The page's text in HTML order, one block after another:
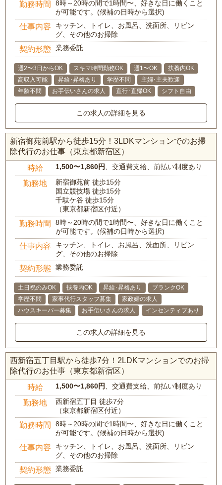
勤務時間
8時～20時の間で1時間〜、好きな日に働くこと
が可能です。(候補の日時から選択)
仕事内容
キッチン、トイレ、お風呂、洗面所、リビン
グ、その他のお掃除
契約形態 業務委託
週2〜3日からOK スキマ時間勤務OK 週1〜OK
扶養内OK
高収入可能
昇給･昇格あり 学歴不問
主婦･主夫歓迎
年齢不問
お手伝いさんの求人 直行･直帰OK シフト自由
この求人の詳細を見る
新宿御苑前駅から徒歩15分！3LDKマンションでのお掃
除代行のお仕事（東京都新宿区）
時給 1,500〜1,860円 、交通費支給、前払い制度あり
勤務地
新宿御苑前 徒歩15分
国立競技場 徒歩15分
千駄ケ谷 徒歩15分
（東京都新宿区付近）
勤務時間
8時～20時の間で1時間〜、好きな日に働くこと
が可能です。(候補の日時から選択)
仕事内容
キッチン、トイレ、お風呂、洗面所、リビン
グ、その他のお掃除
契約形態 業務委託
土日祝のみOK 扶養内OK 昇給･昇格あり
ブランクOK
学歴不問
家事代行スタッフ募集
家政婦の求人
ハウスキーパー募集
お手伝いさんの求人 インセンティブあり
この求人の詳細を見る
西新宿五丁目駅から徒歩7分！2LDKマンションでのお掃
除代行のお仕事（東京都新宿区）
時給 1,500〜1,860円 、交通費支給、前払い制度あり
勤務地
西新宿五丁目 徒歩7分
（東京都新宿区付近）
勤務時間
8時～20時の間で1時間〜、好きな日に働くこと
が可能です。(候補の日時から選択)
仕事内容
キッチン、トイレ、お風呂、洗面所、リビン
グ、その他のお掃除
契約形態 業務委託